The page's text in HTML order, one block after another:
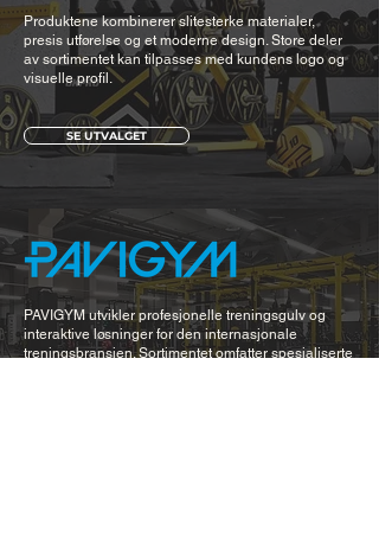
Produktene kombinerer slitesterke materialer,
presis utførelse og et moderne design. Store deler
av sortimentet kan tilpasses med kundens logo og
visuelle profil.
SE UTVALGET
PAVIGYM utvikler profesjonelle treningsgulv og
interaktive løsninger for den internasjonale
treningsbransjen. Sortimentet omfatter spesialiserte